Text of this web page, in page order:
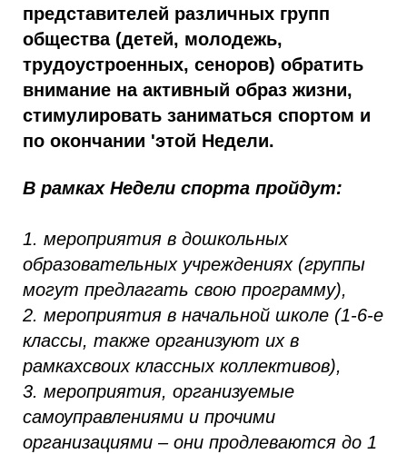
представителей различных групп
общества (детей, молодежь,
трудоустроенных, сеноров) обратить
внимание на активный образ жизни,
стимулировать заниматься спортом и
по окончании 'этой Недели.
В рамках Недели спорта пройдут:
1. мероприятия в дошкольных
образовательных учреждениях (группы
могут предлагать свою программу),
2. мероприятия в начальной школе (1-6-е
классы, также организуют их в
рамкахсвоих классных коллективов),
3. мероприятия, организуемые
самоуправлениями и прочими
организациями – они продлеваются до 1